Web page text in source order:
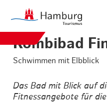
Kombibad
Schwimmen mit Elbblick
Das Bad mit Blick auf
Fitnessangebote für